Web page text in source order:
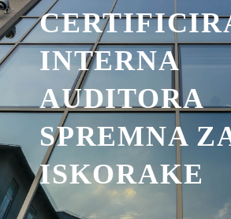
INTERNA
AUDITORA
SPREMNA
ISKORAKE